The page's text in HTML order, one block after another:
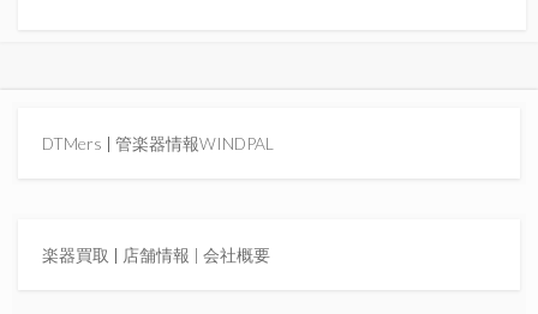
DTMers | 管楽器情報WINDPAL
楽器買取 | 店舗情報 | 会社概要